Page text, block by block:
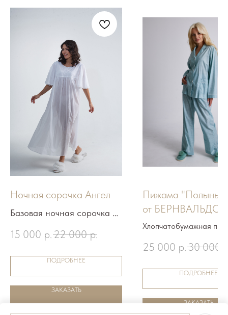
Ночная сорочка Ангел
Базовая ночная сорочка из
полупрозрачной
хлопчатобумажной вуали
15 000 р. 22 000 р.
ПОДРОБНЕЕ
ЗАКАЗАТЬ
Пижама "Полынь-
от
рукав длинный,
Хлопчатобумажная
БЕРНВАЛЬДОМ - это
25 000 р. 30 000
ПОДРОБНЕЕ
ЗАКАЗАТЬ